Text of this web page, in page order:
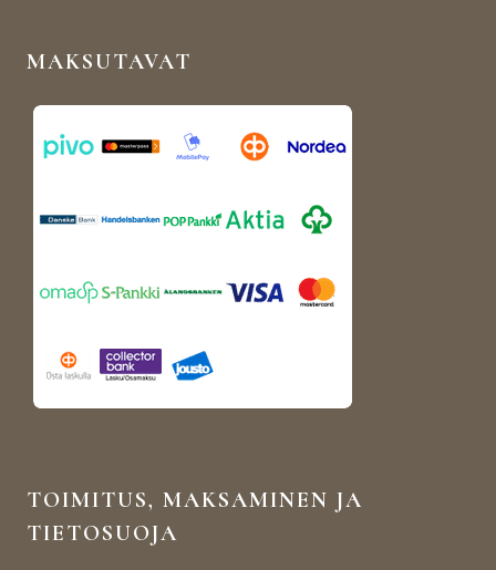
MAKSUTAVAT
TOIMITUS, MAKSAMINEN JA
TIETOSUOJA